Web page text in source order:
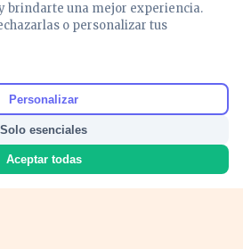
brindarte una mejor experiencia.
o personalizar tus
Personalizar
Solo esenciales
Aceptar todas